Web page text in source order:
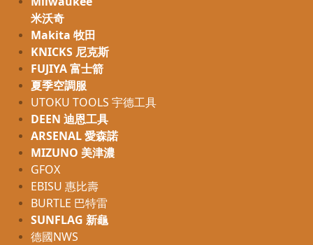
米沃奇
Makita 牧田
KNICKS 尼克斯
FUJIYA 富士箭
夏季空調服
UTOKU TOOLS 宇德工具
DEEN 迪恩工具
ARSENAL 愛森諾
MIZUNO 美津濃
GFOX
EBISU 惠比壽
BURTLE 巴特雷
SUNFLAG 新龜
德國NWS